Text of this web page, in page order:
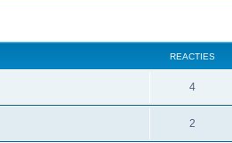
REACTIES
4
2